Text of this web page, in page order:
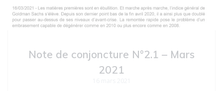
Note de conjoncture N°2.1 – Mars
2021